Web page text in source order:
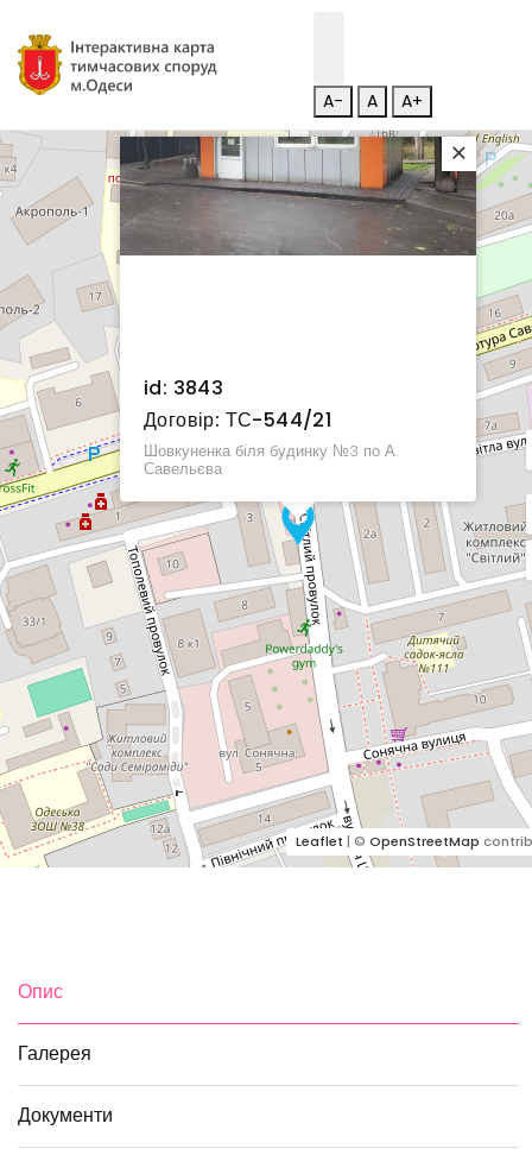
A- A A+
id: 3843
Договір: ТС-544/21
Шовкуненка біля будинку №3 по А.
Савельєва
×
Leaflet | © OpenStreetMap
Опис
Галерея
Документи